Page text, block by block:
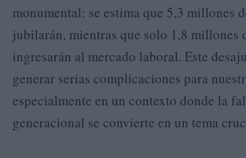
monumental: se estima que 5,3 millones
jubilarán, mientras que solo 1,8 millones
ingresarán al mercado laboral. Este
generar serias complicaciones para
especialmente en un contexto donde la
generacional se convierte en un tema